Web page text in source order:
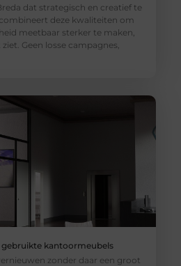
dat strategisch en creatief te
deze kwaliteiten om
meetbaar sterker te maken,
Geen losse campagnes,
kantoormeubels
zonder daar een groot